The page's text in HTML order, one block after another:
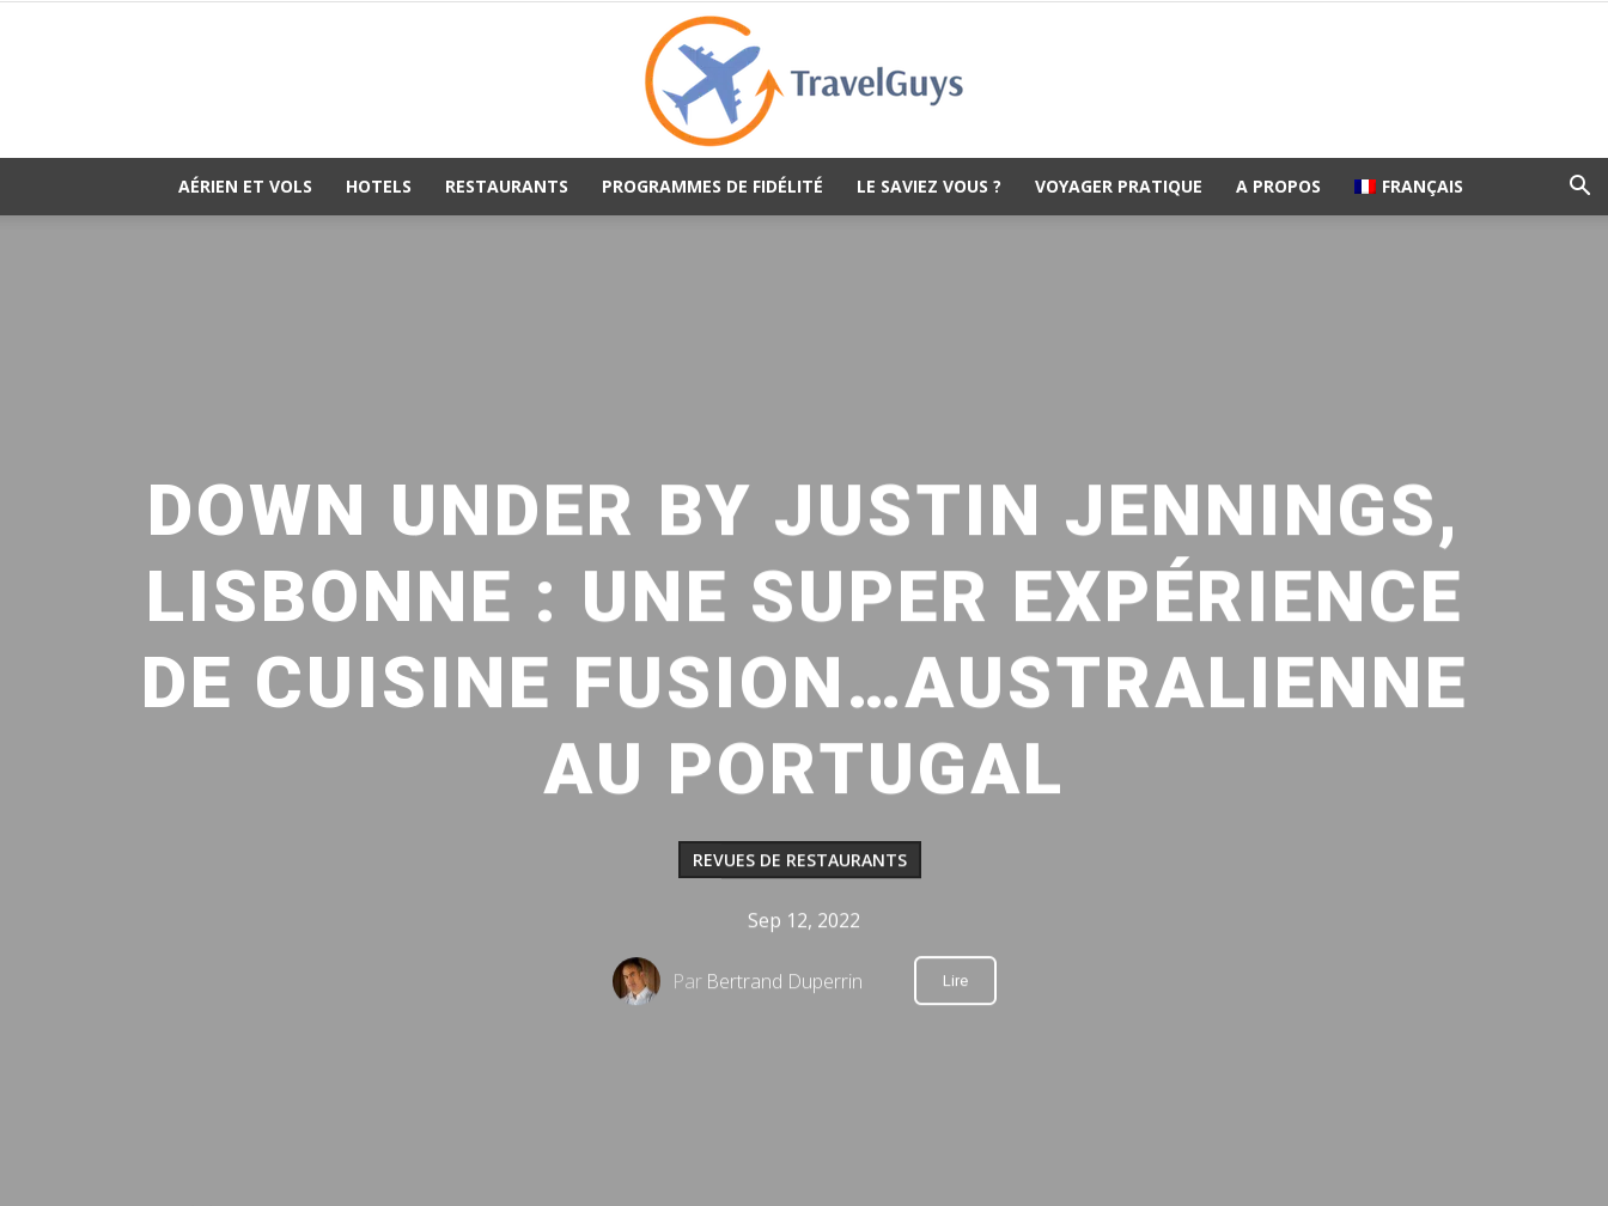
AÉRIEN ET VOLS HOTELS RESTAURANTS PROGRAMMES DE FIDÉLITÉ LE SAVIEZ VOUS ? VOYAGER PRATIQUE A PROPOS FRANÇAIS
DOWN UNDER BY JUSTIN JENNINGS,
LISBONNE : UNE SUPER EXPÉRIENCE
DE CUISINE FUSION…AUSTRALIENNE
AU PORTUGAL
REVUES DE RESTAURANTS
Sep 12, 2022
Par Bertrand Duperrin Lire